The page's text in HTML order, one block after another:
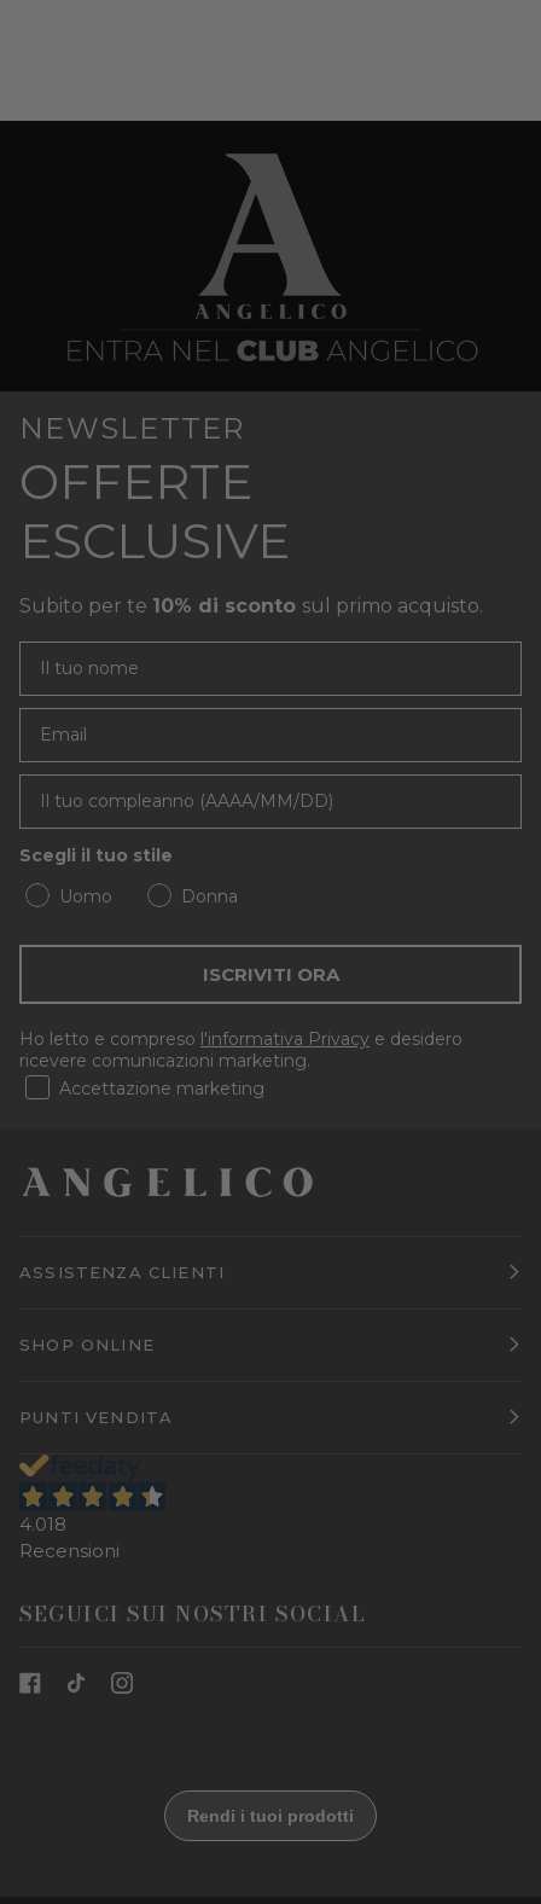
NEWSLETTER
OFFERTE
ESCLUSIVE
Subito per te 10% di sconto sul primo acquisto.
Scegli il tuo stile
Uomo
Donna
ISCRIVITI ORA
Ho letto e compreso l'informativa Privacy e desidero
ricevere comunicazioni marketing.
Accettazione marketing
ASSISTENZA CLIENTI
SHOP ONLINE
PUNTI VENDITA
4.018
Recensioni
SEGUICI SUI NOSTRI SOCIAL